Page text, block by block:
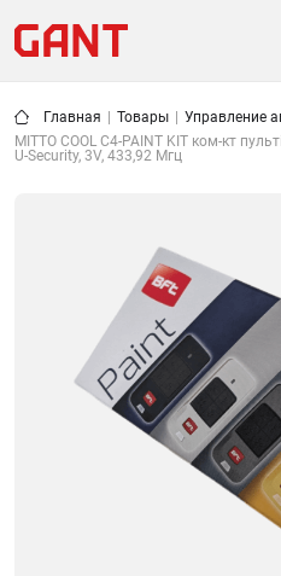
Главная Товары Управление
MITTO COOL C4-PAINT KIT ком-кт
U-Security, 3V, 433,92 Мгц